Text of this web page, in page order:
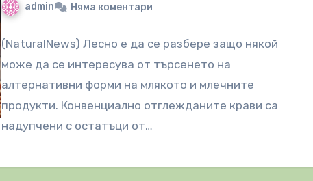
admin Няма коментари
(NaturalNews) Лесно е да се разбере защо някой
може да се интересува от търсенето на
алтернативни форми на млякото и млечните
продукти. Конвенциално отглежданите крави са
надупчени с остатъци от…